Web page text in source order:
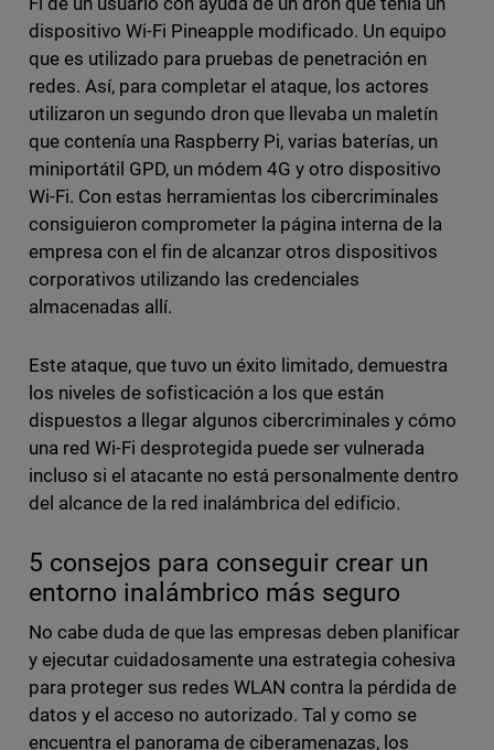
dispositivo Wi-Fi Pineapple modificado. Un equipo
que es utilizado para pruebas de penetración en
redes. Así, para completar el ataque, los actores
utilizaron un segundo dron que llevaba un maletín
que contenía una Raspberry Pi, varias baterías, un
miniportátil GPD, un módem 4G y otro dispositivo
Wi-Fi. Con estas herramientas los cibercriminales
consiguieron comprometer la página interna de la
empresa con el fin de alcanzar otros dispositivos
corporativos utilizando las credenciales
almacenadas allí.
Este ataque, que tuvo un éxito limitado, demuestra
los niveles de sofisticación a los que están
dispuestos a llegar algunos cibercriminales y cómo
una red Wi-Fi desprotegida puede ser vulnerada
incluso si el atacante no está personalmente dentro
del alcance de la red inalámbrica del edificio.
5 consejos para conseguir crear un
entorno inalámbrico más seguro
No cabe duda de que las empresas deben planificar
y ejecutar cuidadosamente una estrategia cohesiva
para proteger sus redes WLAN contra la pérdida de
datos y el acceso no autorizado. Tal y como se
encuentra el panorama de ciberamenazas, los